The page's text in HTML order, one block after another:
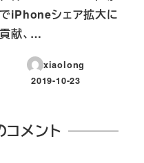
でiPhoneシェア拡大に
貢献、…
xiaolong
投稿日
2019-10-23
メント